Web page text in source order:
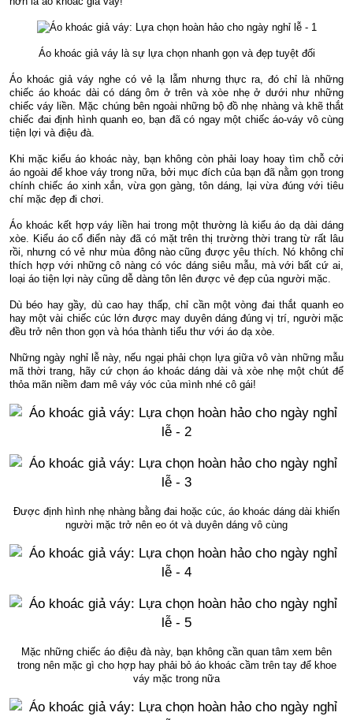
Áo khoác giả váy là sự lựa chọn nhanh gọn và đẹp tuyệt đối
Áo khoác giả váy nghe có vẻ lạ lẫm nhưng thực ra, đó chỉ là những
chiếc áo khoác dài có dáng ôm ở trên và xòe nhẹ ở dưới như những
chiếc váy liền. Mặc chúng bên ngoài những bộ đồ nhẹ nhàng và khẽ thắt
chiếc đai định hình quanh eo, bạn đã có ngay một chiếc áo-váy vô cùng
tiện lợi và điệu đà.
Khi mặc kiểu áo khoác này, bạn không còn phải loay hoay tìm chỗ cởi
áo ngoài để khoe váy trong nữa, bởi mục đích của bạn đã nằm gọn trong
chính chiếc áo xinh xắn, vừa gọn gàng, tôn dáng, lại vừa đúng với tiêu
chí mặc đẹp đi chơi.
Áo khoác kết hợp váy liền hai trong một thường là kiểu áo dạ dài dáng
xòe. Kiểu áo cổ điển này đã có mặt trên thị trường thời trang từ rất lâu
rồi, nhưng có vẻ như mùa đông nào cũng được yêu thích. Nó không chỉ
thích hợp với những cô nàng có vóc dáng siêu mẫu, mà với bất cứ ai,
loại áo tiện lợi này cũng dễ dàng tôn lên được vẻ đẹp của người mặc.
Dù béo hay gầy, dù cao hay thấp, chỉ cần một vòng đai thắt quanh eo
hay một vài chiếc cúc lớn được may duyên dáng đúng vị trí, người mặc
đều trở nên thon gọn và hóa thành tiểu thư với áo dạ xòe.
Những ngày nghỉ lễ này, nếu ngại phải chọn lựa giữa vô vàn những mẫu
mã thời trang, hãy cứ chọn áo khoác dáng dài và xòe nhẹ một chút để
thỏa mãn niềm đam mê váy vóc của mình nhé cô gái!
Được định hình nhẹ nhàng bằng đai hoặc cúc, áo khoác dáng dài khiến
người mặc trở nên eo ót và duyên dáng vô cùng
Mặc những chiếc áo điệu đà này, bạn không cần quan tâm xem bên
trong nên mặc gì cho hợp hay phải bỏ áo khoác cầm trên tay để khoe
váy mặc trong nữa